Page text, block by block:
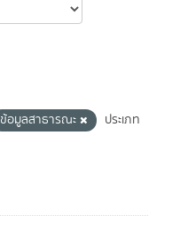
ข้อมูลสาธารณะ
ประเภท